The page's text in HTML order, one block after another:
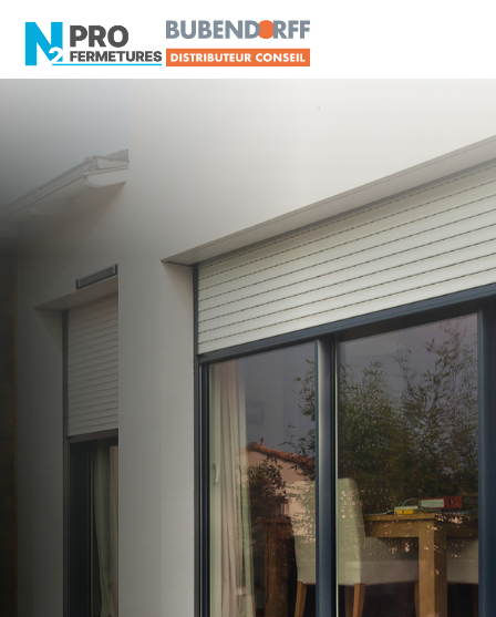
Distributeur en volets
roulants Somfy
Saint-Molf
Artisan, Menuisier, TPE ou PME proche de Saint-
N2PRO Fermetures est votre référent Distributeur
en volets roulants Somfy officiel pour vous
apporter : Tarifs directs usines sans minimum
d'achat - Assistance technique chantier et
service réactif avec simplicité.